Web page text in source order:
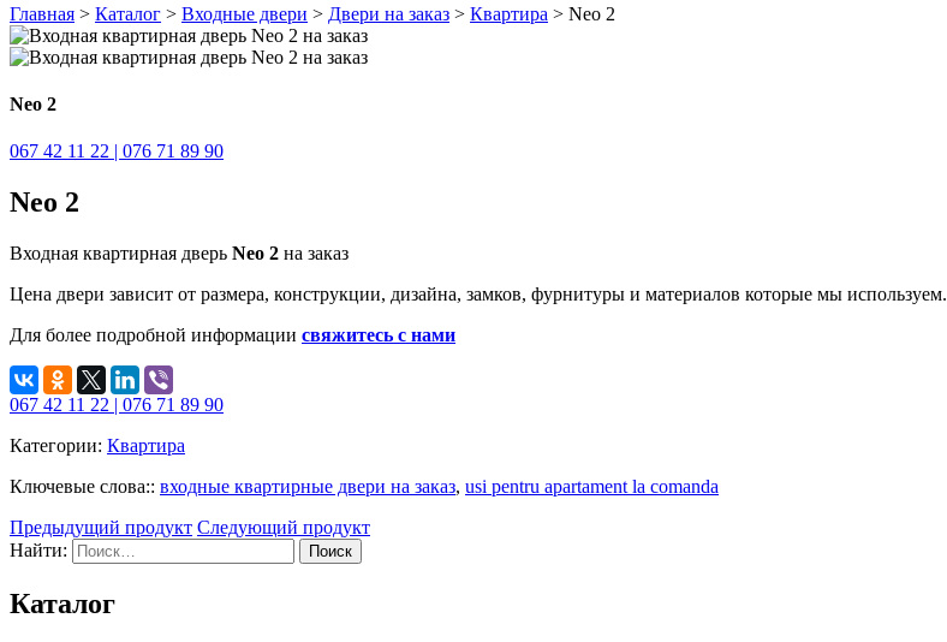
Главная > Каталог > Входные двери > Двери на заказ > Квартира > Neo 2
Neo 2
067 42 11 22 | 076 71 89 90
Neo 2
Входная квартирная дверь Neo 2 на заказ
Цена двери зависит от размера, конструкции, дизайна, замков, фурнитуры и материалов которые мы используем.
Для более подробной информации свяжитесь с нами
067 42 11 22 | 076 71 89 90
Категории: Квартира
Ключевые слова:: входные квартирные двери на заказ, usi pentru apartament la comanda
Предыдущий продукт Следующий продукт
Найти:
Каталог